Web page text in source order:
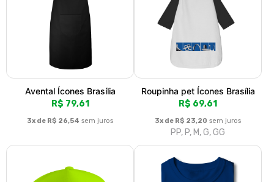
Avental Ícones Brasília
R$ 79,61
3x de R$ 26,54 sem juros
Roupinha pet Ícones Brasília
R$ 69,61
3x de R$ 23,20 sem juros
PP, P, M, G, GG